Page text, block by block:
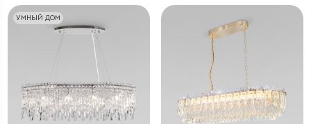
УМНЫЙ ДОМ